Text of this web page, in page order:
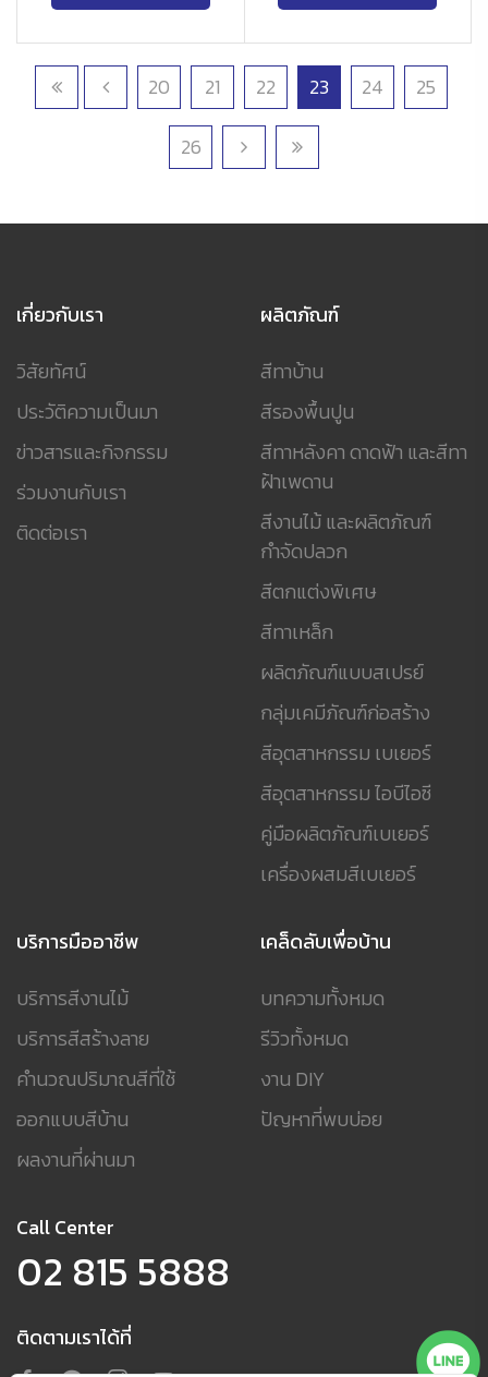
20 21 22 23 24 25
26
เกี่ยวกับเรา
วิสัยทัศน์
ประวัติความเป็นมา
ข่าวสารและกิจกรรม
ร่วมงานกับเรา
ติดต่อเรา
ผลิตภัณฑ์
สีทาบ้าน
สีรองพื้นปูน
สีทาหลังคา ดาดฟ้า และสีทา
ฝ้าเพดาน
สีงานไม้ และผลิตภัณฑ์
กำจัดปลวก
สีตกแต่งพิเศษ
สีทาเหล็ก
ผลิตภัณฑ์แบบสเปรย์
กลุ่มเคมีภัณฑ์ก่อสร้าง
สีอุตสาหกรรม เบเยอร์
สีอุตสาหกรรม ไอบีไอซี
คู่มือผลิตภัณฑ์เบเยอร์
เครื่องผสมสีเบเยอร์
บริการมืออาชีพ
บริการสีงานไม้
บริการสีสร้างลาย
คำนวณปริมาณสีที่ใช้
ออกแบบสีบ้าน
ผลงานที่ผ่านมา
เคล็ดลับเพื่อบ้าน
บทความทั้งหมด
รีวิวทั้งหมด
งาน DIY
ปัญหาที่พบบ่อย
Call Center
02 815 5888
ติดตามเราได้ที่